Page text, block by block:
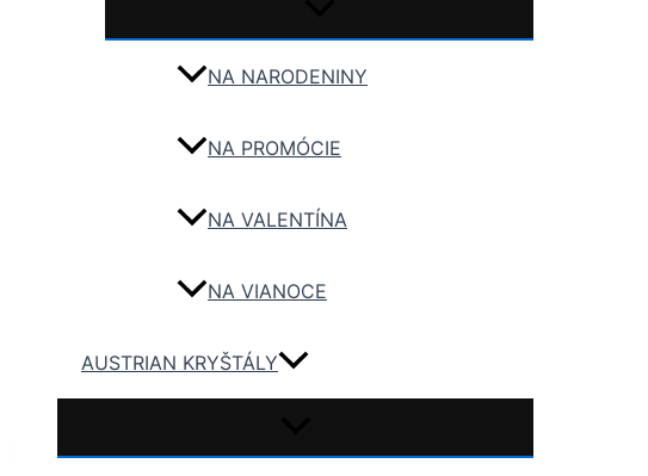
NA NARODENINY
NA PROMÓCIE
NA VALENTÍNA
NA VIANOCE
AUSTRIAN KRYŠTÁLY